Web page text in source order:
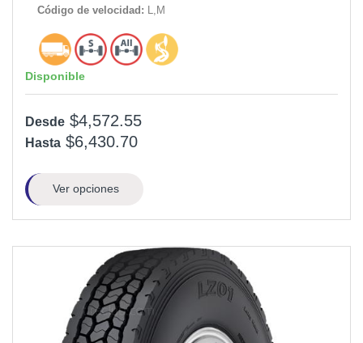
Código de velocidad: L,M
Disponible
Desde $4,572.55
Hasta $6,430.70
Ver opciones